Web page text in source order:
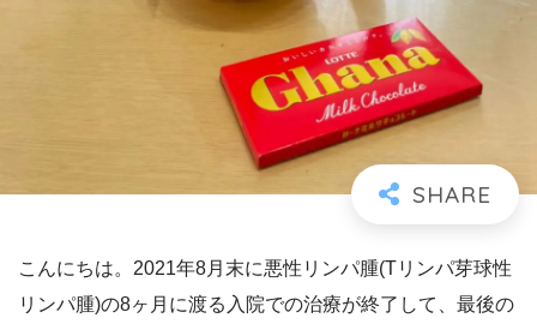
こんにちは。2021年8月末に悪性リンパ腫(Tリンパ芽球性
リンパ腫)の8ヶ月に渡る入院での治療が終了して、最後の